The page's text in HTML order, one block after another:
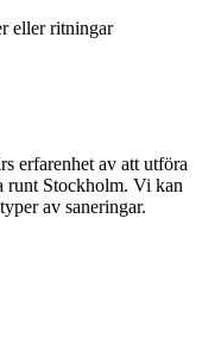
eller ritningar
erfarenhet av att utföra
runt Stockholm. Vi kan
av saneringar.